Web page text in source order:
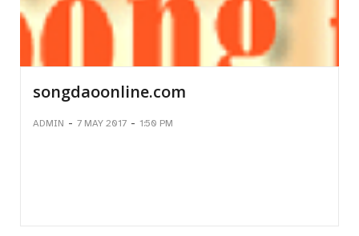
songdaoonline.com
ADMIN - 7 MAY 2017 - 1:50 PM